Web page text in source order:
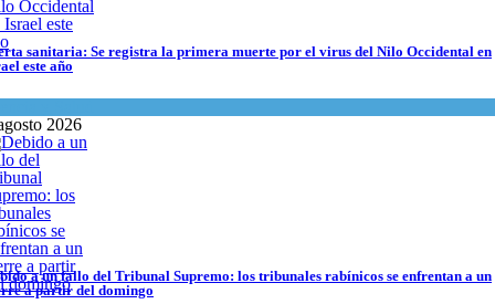
a un fallo del Tribunal Supremo: los tribunales rabínicos se enfrentan a
del día
2026
sanitaria: Se registra la primera muerte por el virus del Nilo Occidental en
este año
2026
a un fallo del Tribunal Supremo: los tribunales rabínicos se enfrentan a un
a partir del domingo